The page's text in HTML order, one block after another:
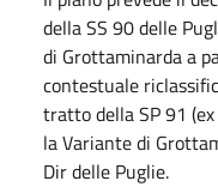
della SS 90 delle
di Grottaminarda a
contestuale
tratto della SP 91
la Variante di
Dir delle Puglie.